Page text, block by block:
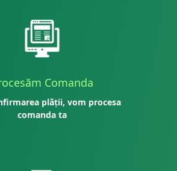
Comanda
plății, vom procesa
comanda ta